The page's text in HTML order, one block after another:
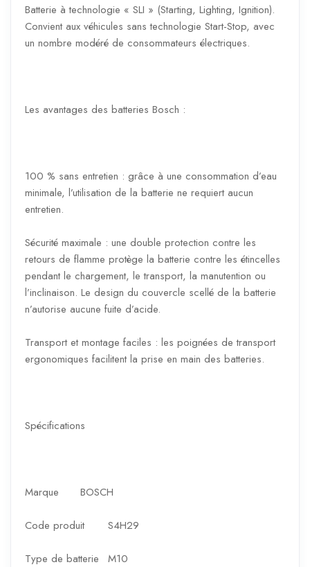
Batterie à technologie « SLI » (Starting, Lighting, Ignition).
Convient aux véhicules sans technologie Start-Stop, avec
un nombre modéré de consommateurs électriques.
Les avantages des batteries Bosch :
100 % sans entretien : grâce à une consommation d’eau
minimale, l’utilisation de la batterie ne requiert aucun
entretien.
Sécurité maximale : une double protection contre les
retours de flamme protège la batterie contre les étincelles
pendant le chargement, le transport, la manutention ou
l’inclinaison. Le design du couvercle scellé de la batterie
n’autorise aucune fuite d’acide.
Transport et montage faciles : les poignées de transport
ergonomiques facilitent la prise en main des batteries.
Spécifications
Marque BOSCH
Code produit S4H29
Type de batterie M10